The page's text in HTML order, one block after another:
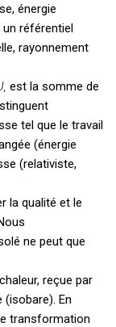
énergie
un référentiel
rayonnement
est la somme de
tel que le travail
(énergie
(relativiste,
la qualité et le
ne peut que
reçue par
En
transformation